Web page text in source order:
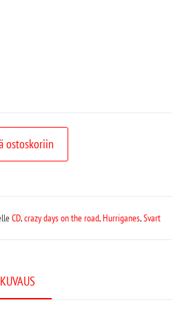
ostoskoriin
CD,crazy days on the road,Hurriganes,Svart
KUVAUS